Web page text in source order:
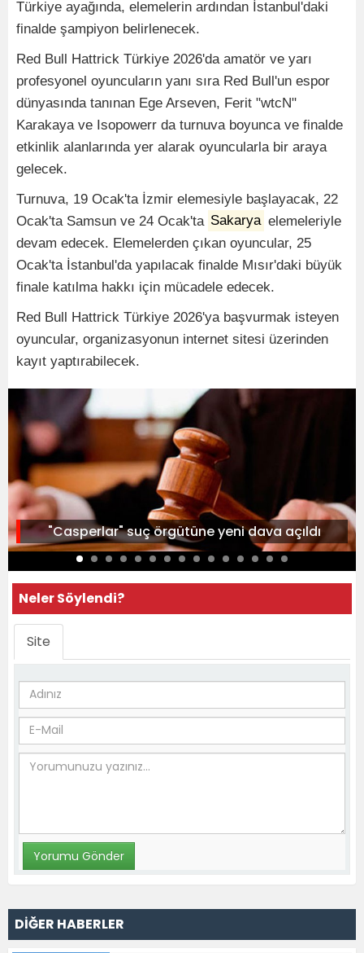
Türkiye ayağında, elemelerin ardından İstanbul'daki
finalde şampiyon belirlenecek.
Red Bull Hattrick Türkiye 2026'da amatör ve yarı
profesyonel oyuncuların yanı sıra Red Bull'un espor
dünyasında tanınan Ege Arseven, Ferit "wtcN"
Karakaya ve Isopowerr da turnuva boyunca ve finalde
etkinlik alanlarında yer alarak oyuncularla bir araya
gelecek.
Turnuva, 19 Ocak'ta İzmir elemesiyle başlayacak, 22
Ocak'ta Samsun ve 24 Ocak'ta Sakarya elemeleriyle
devam edecek. Elemelerden çıkan oyuncular, 25
Ocak'ta İstanbul'da yapılacak finalde Mısır'daki büyük
finale katılma hakkı için mücadele edecek.
Red Bull Hattrick Türkiye 2026'ya başvurmak isteyen
oyuncular, organizasyonun internet sitesi üzerinden
kayıt yaptırabilecek.
"Casperlar" suç örgütüne yeni dava açıldı
Neler Söylendi?
Site
DİĞER HABERLER